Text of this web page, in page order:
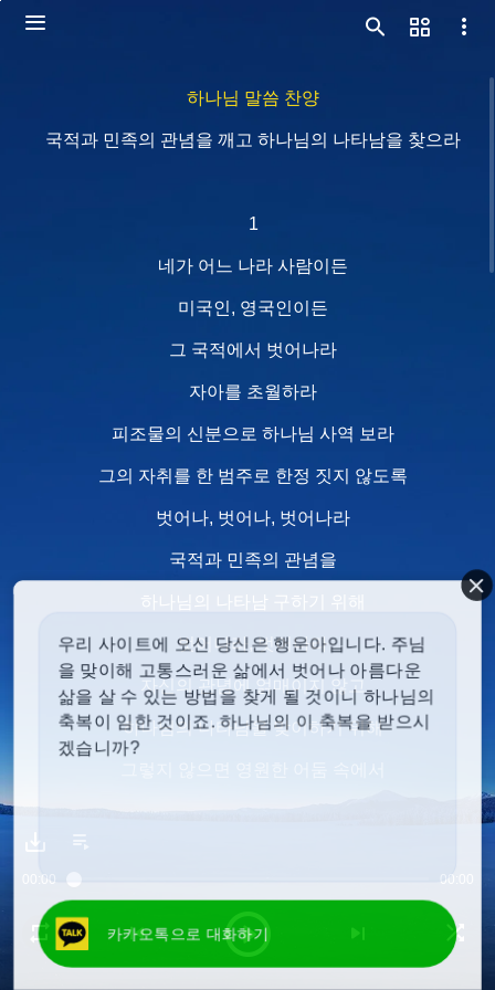
하나님 말씀 찬양
국적과 민족의 관념을 깨고 하나님의 나타남을 찾으라
1
네가 어느 나라 사람이든
미국인, 영국인이든
그 국적에서 벗어나라
자아를 초월하라
피조물의 신분으로 하나님 사역 보라
그의 자취를 한 범주로 한정 짓지 않도록
벗어나, 벗어나, 벗어나라
국적과 민족의 관념을
하나님의 나타남 구하기 위해
벗어나라, 벗어나라
자신의 관념에 얽매이지 않고
하나님의 나타남을 맞이하기 위해
그의 나타남 구하라!
2
우리 사이트에 오신 당신은 행운아입니다. 주님
을 맞이해 고통스러운 삶에서 벗어나 아름다운
삶을 살 수 있는 방법을 찾게 될 것이니 하나님의
축복이 임한 것이죠. 하나님의 이 축복을 받으시
겠습니까?
카카오톡으로 대화하기
00:00 00:00